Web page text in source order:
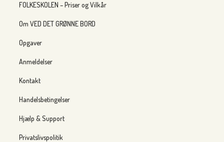
FOLKESKOLEN – Priser og Vilkår
Om VED DET GRØNNE BORD
Opgaver
Anmeldelser
Kontakt
Handelsbetingelser
Hjælp & Support
Privatslivspolitik